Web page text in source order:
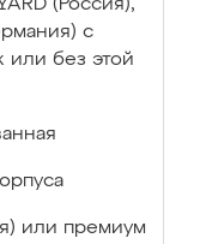
(Россия),
с
или без этой
или премиум